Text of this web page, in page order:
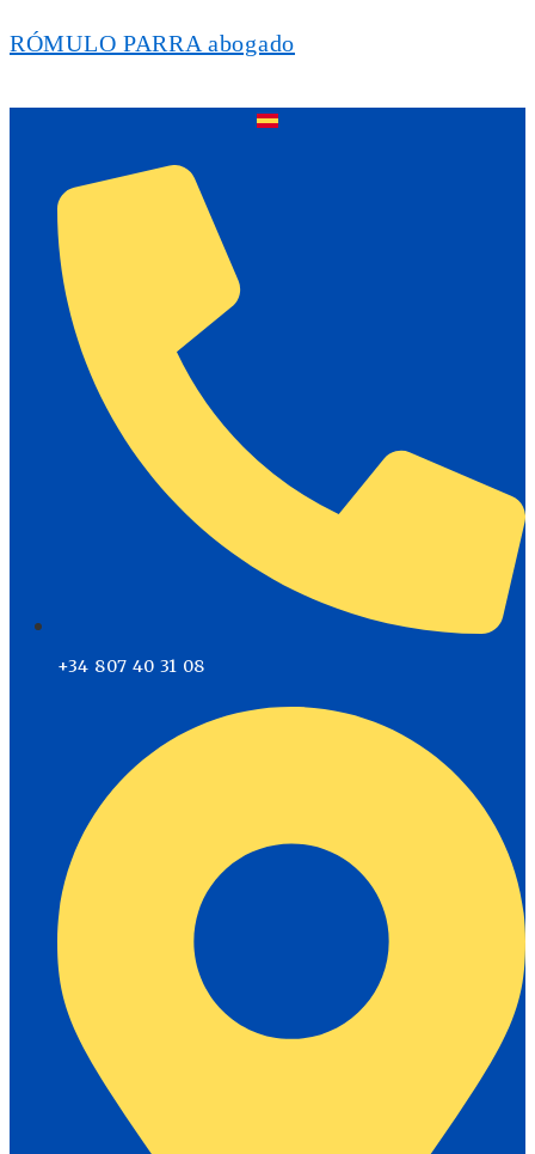
RÓMULO PARRA abogado
+34 807 40 31 08